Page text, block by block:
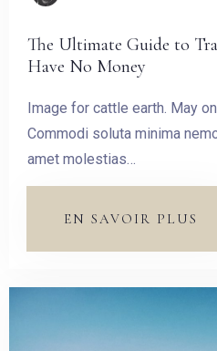
The Ultimate Guide to
Have No Money
Image for cattle earth. May
Commodi soluta minima
amet molestias…
EN SAVOIR PLUS